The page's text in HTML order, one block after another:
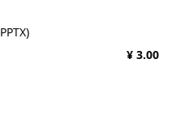
¥ 3.00